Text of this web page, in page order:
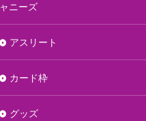
ャニーズ
アスリート
カード枠
グッズ